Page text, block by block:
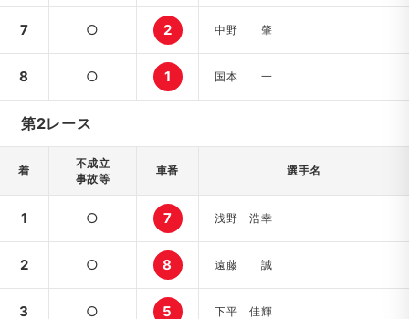
7 ○ 2 中野 肇
8 ○ 1 国本 一
第2レース
着
不成立
事故等
車番 選手名
1 ○ 7 浅野 浩幸
2 ○ 8 遠藤 誠
3 ○ 5 下平 佳輝